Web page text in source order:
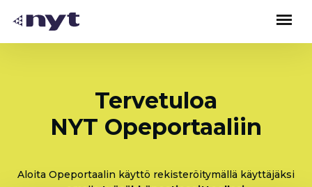
Tervetuloa
NYT Opeportaaliin
Aloita Opeportaalin käyttö rekisteröitymällä käyttäjäksi